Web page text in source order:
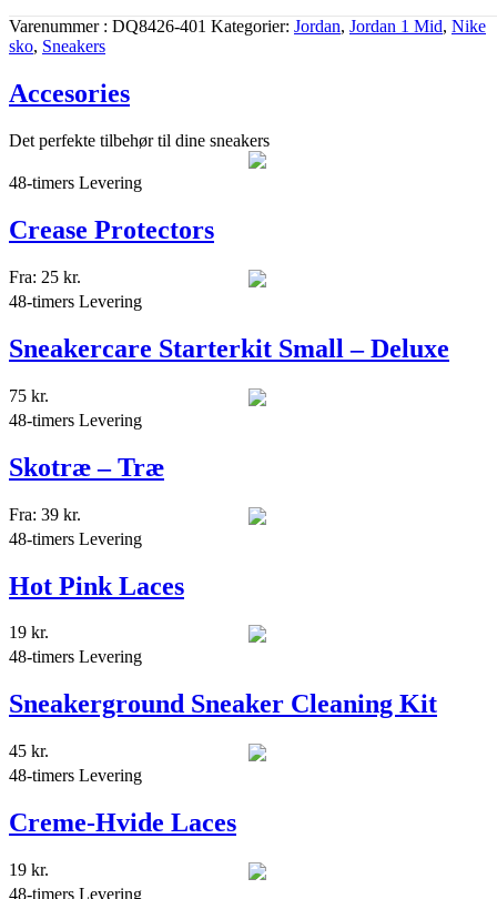
Varenummer DQ8426-401 Kategorier Jordan, Jordan 1 Mid, Nike
sko, Sneakers
Accesories
Det perfekte tilbehør til dine sneakers
48-timers Levering
Crease Protectors
Fra: 25 kr.
48-timers Levering
Sneakercare Starterkit Small – Deluxe
75 kr.
48-timers Levering
Skotræ – Træ
Fra: 39 kr.
48-timers Levering
Hot Pink Laces
19 kr.
48-timers Levering
Sneakerground Sneaker Cleaning Kit
45 kr.
48-timers Levering
Creme-Hvide Laces
19 kr.
48-timers Levering